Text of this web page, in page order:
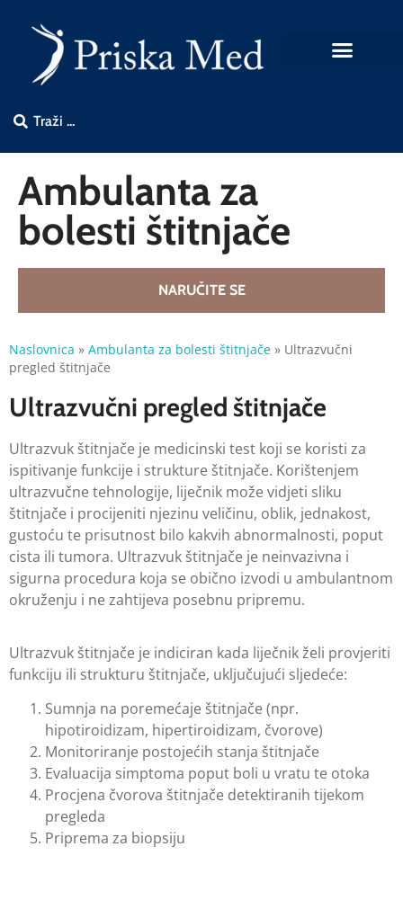
Ambulanta za
bolesti štitnjače
NARUČITE SE
Naslovnica » Ambulanta za bolesti štitnjače » Ultrazvučni
pregled štitnjače
Ultrazvučni pregled štitnjače
Ultrazvuk štitnjače je medicinski test koji se koristi za
ispitivanje funkcije i strukture štitnjače. Korištenjem
ultrazvučne tehnologije, liječnik može vidjeti sliku
štitnjače i procijeniti njezinu veličinu, oblik, jednakost,
gustoću te prisutnost bilo kakvih abnormalnosti, poput
cista ili tumora. Ultrazvuk štitnjače je neinvazivna i
sigurna procedura koja se obično izvodi u ambulantnom
okruženju i ne zahtijeva posebnu pripremu.
Ultrazvuk štitnjače je indiciran kada liječnik želi provjeriti
funkciju ili strukturu štitnjače, uključujući sljedeće:
Sumnja na poremećaje štitnjače (npr.
hipotiroidizam, hipertiroidizam, čvorove)
Monitoriranje postojećih stanja štitnjače
Evaluacija simptoma poput boli u vratu te otoka
Procjena čvorova štitnjače detektiranih tijekom
pregleda
Priprema za biopsiju